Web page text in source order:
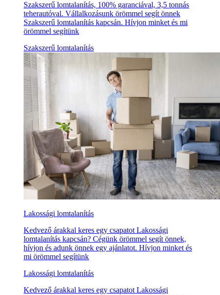
Szakszerű lomtalanítás, 100% garanciával, 3,5 tonnás
teherautóval. Vállalkozásunk örömmel segít önnek
Szakszerű lomtalanítás kapcsán. Hívjon minket és mi
örömmel segítünk
Szakszerű lomtalanítás
Lakossági lomtalanítás
Kedvező árakkal keres egy csapatot Lakossági
lomtalanítás kapcsán? Cégünk örömmel segít önnek,
hívjon és adunk önnek egy ajánlatot. Hívjon minket és
mi örömmel segítünk
Lakossági lomtalanítás
Kedvező árakkal keres egy csapatot Lakossági